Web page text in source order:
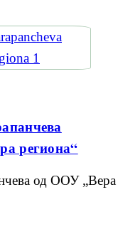
региона“
од ООУ „Вера